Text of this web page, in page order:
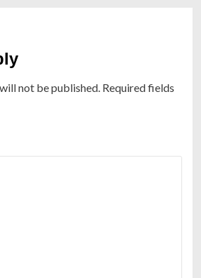
not be published. Required fields